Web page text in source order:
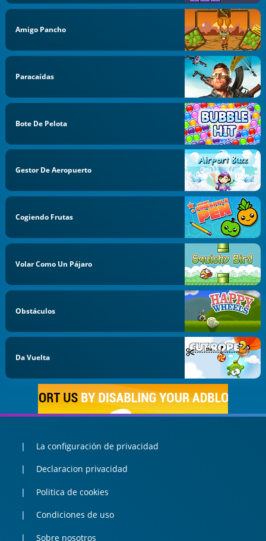
Amigo Pancho
Paracaídas
Bote De Pelota
Gestor De Aeropuerto
Cogiendo Frutas
Volar Como Un Pájaro
Obstáculos
Da Vuelta
La configuración de privacidad
Declaracion privacidad
Politica de cookies
Condiciones de uso
Sobre nosotros